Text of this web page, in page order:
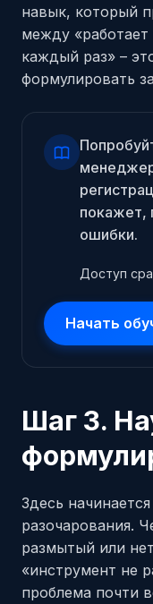
навык, который
между
каждый раз» –
формулировать
покажет,
ошибки.
Доступ
Начать
Шаг 3.
Здесь
разочарования.
размытый или
«инструмент не
проблема почти